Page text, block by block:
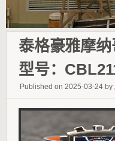
泰格豪雅摩
型号：
Published on 2025-03-24 by